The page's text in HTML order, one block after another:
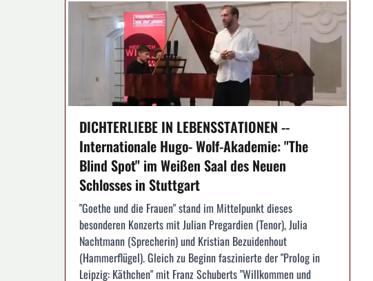
DICHTERLIEBE IN LEBENSSTATIONEN --
Internationale Hugo- Wolf-Akademie: "The
Blind Spot" im Weißen Saal des Neuen
Schlosses in Stuttgart
"Goethe und die Frauen" stand im Mittelpunkt dieses
besonderen Konzerts mit Julian Pregardien (Tenor), Julia
Nachtmann (Sprecherin) und Kristian Bezuidenhout
(Hammerflügel). Gleich zu Beginn faszinierte der "Prolog in
Leipzig: Käthchen" mit Franz Schuberts "Willkommen und